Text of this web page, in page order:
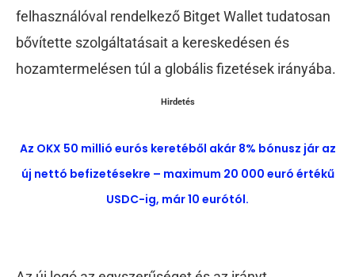
felhasználóval rendelkező Bitget Wallet tudatosan
bővítette szolgáltatásait a kereskedésen és
hozamtermelésen túl a globális fizetések irányába.
Hirdetés
Az OKX 50 millió eurós keretéből akár 8% bónusz jár az
új nettó befizetésekre – maximum 20 000 euró értékű
USDC-ig, már 10 eurótól.